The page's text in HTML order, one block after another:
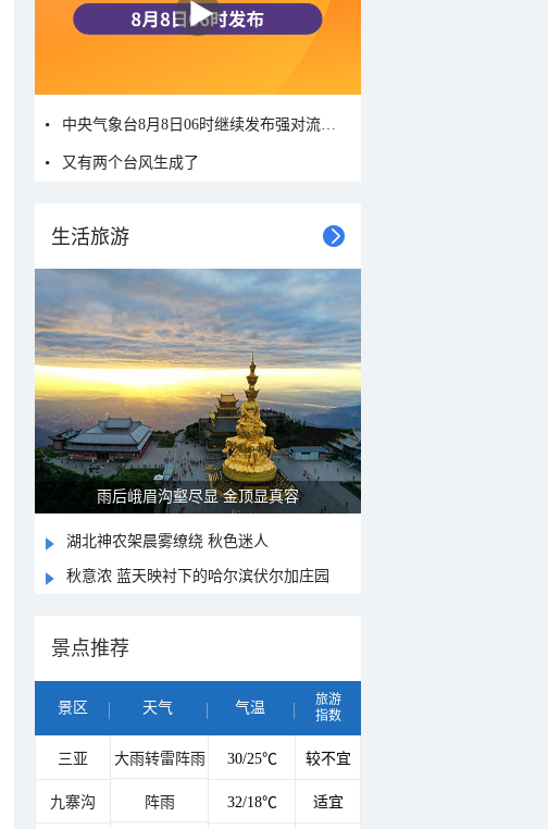
又有两个台风生成了
生活旅游
雨后峨眉沟壑尽显 金顶显真容
湖北神农架晨雾缭绕 秋色迷人
秋意浓 蓝天映衬下的哈尔滨伏尔加庄园
景点推荐
景区 天气 气温
旅游
指数
三亚 大雨转雷阵雨 30/25℃ 较不宜
九寨沟 阵雨 32/18℃ 适宜